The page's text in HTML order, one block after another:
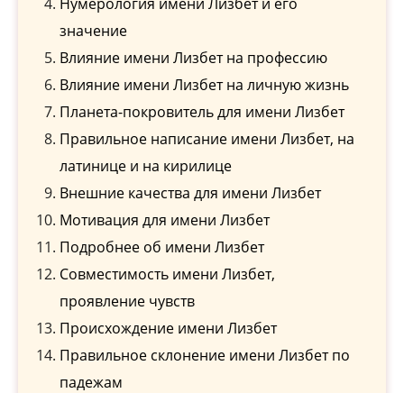
значение
Влияние имени Лизбет на профессию
Влияние имени Лизбет на личную жизнь
Планета-покровитель для имени Лизбет
Правильное написание имени Лизбет, на
латинице и на кирилице
Внешние качества для имени Лизбет
Мотивация для имени Лизбет
Подробнее об имени Лизбет
Совместимость имени Лизбет,
проявление чувств
Происхождение имени Лизбет
Правильное склонение имени Лизбет по
падежам